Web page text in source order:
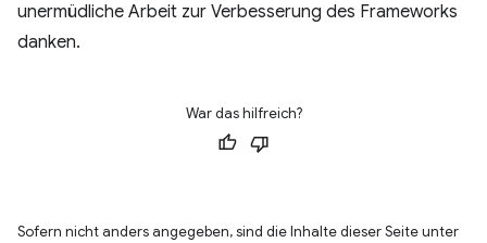
unermüdliche Arbeit zur Verbesserung des Frameworks
danken.
War das hilfreich?
Sofern nicht anders angegeben, sind die Inhalte dieser Seite unter